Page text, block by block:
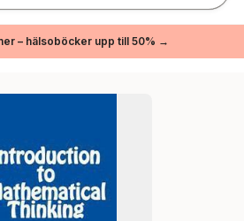
– hälsoböcker upp till 50% →